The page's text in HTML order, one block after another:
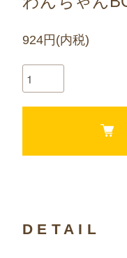
924円(内税)
DETAIL